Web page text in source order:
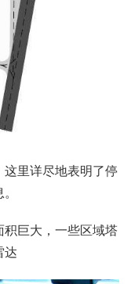
这里详尽地表明了停
积巨大，一些区域塔
达